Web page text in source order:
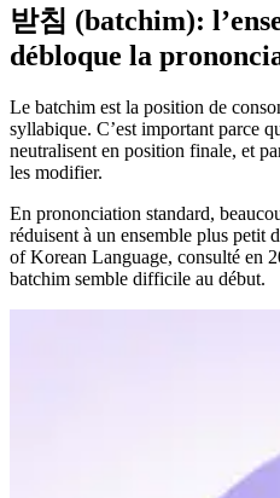
받침 (batchim):
débloque la
Le batchim est la position de
syllabique. C’est important parce
neutralisent en position finale, et
les modifier.
En prononciation standard,
réduisent à un ensemble plus petit
of Korean Language, consulté en
batchim semble difficile au début.